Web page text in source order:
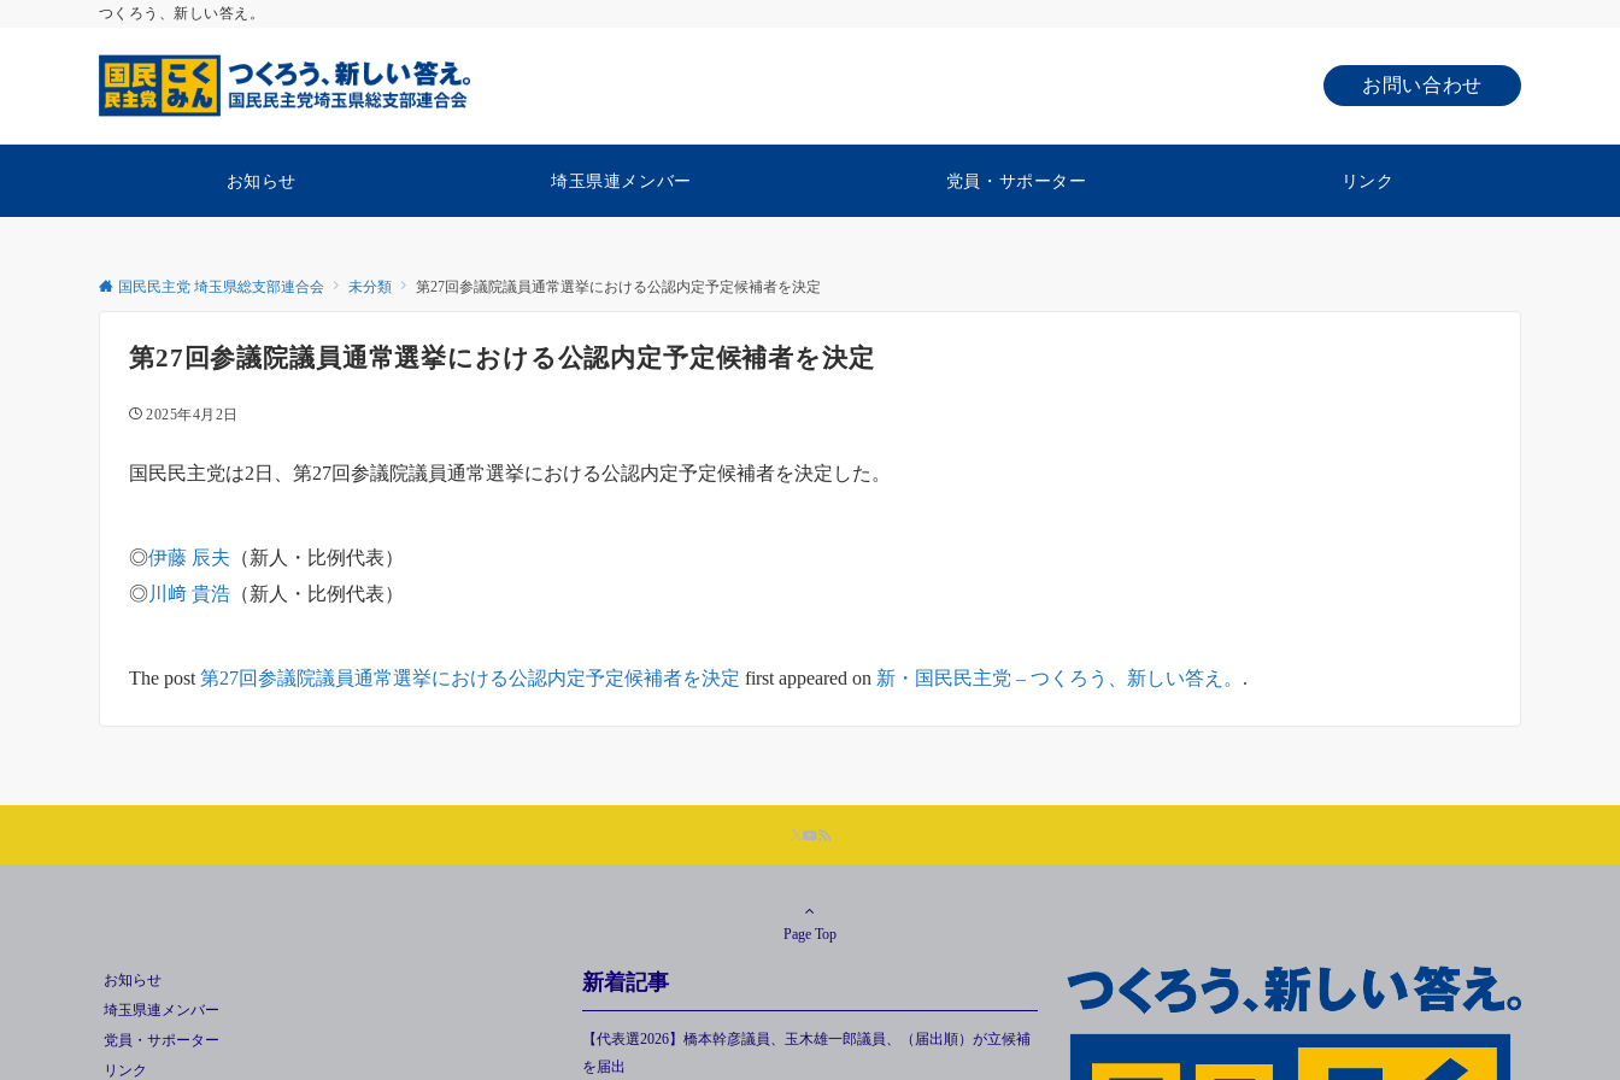
つくろう、新しい答え。
お問い合わせ
お知らせ 埼玉県連メンバー 党員・サポーター リンク
国民民主党 埼玉県総支部連合会 未分類 第27回参議院議員通常選挙における公認内定予定候補者を決定
第27回参議院議員通常選挙における公認内定予定候補者を決定
2025年4月2日
国民民主党は2日、第27回参議院議員通常選挙における公認内定予定候補者を決定した。
◎伊藤 辰夫 （新人・比例代表）
◎川﨑 貴浩 （新人・比例代表）
The post 第27回参議院議員通常選挙における公認内定予定候補者を決定 first appeared on 新・国民民主党 – つくろう、新しい答え。 .
Page Top
お知らせ
埼玉県連メンバー
党員・サポーター
リンク
新着記事
【代表選2026】橋本幹彦議員、玉木雄一郎議員、（届出順）が立候補
を届出